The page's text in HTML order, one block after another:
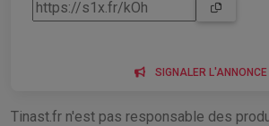
SIGNALER L'ANNONCE
Tinast.fr n'est pas responsable des